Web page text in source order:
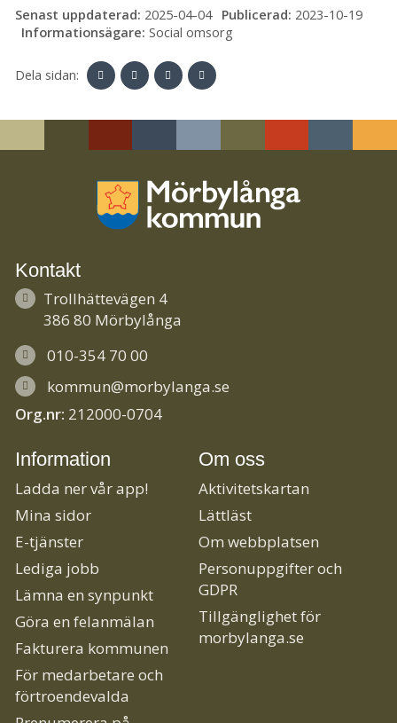
Senast uppdaterad: 2025-04-04 Publicerad: 2023-10-19
Informationsägare: Social omsorg
Dela sidan:
dIn
bookter
ut
Kontakt
Trollhättevägen 4
386 80 Mörbylånga
010-354 70 00
kommun@morbylanga.se
Org.nr: 212000-0704
Information
Ladda ner vår app!
Mina sidor
E-tjänster
Lediga jobb
Lämna en synpunkt
Göra en felanmälan
Fakturera kommunen
För medarbetare och
förtroendevalda
Om oss
Aktivitetskartan
Lättläst
Om webbplatsen
Personuppgifter och
GDPR
Tillgänglighet för
morbylanga.se